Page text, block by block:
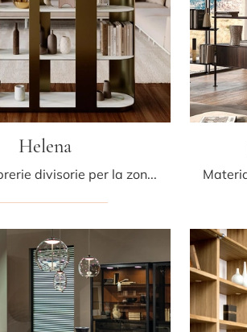
Helena
Se cerchi librerie divisorie per la zona giorno, clicca e scopri le nostre soluzioni design: il modello Helena Bontempi ti attende!